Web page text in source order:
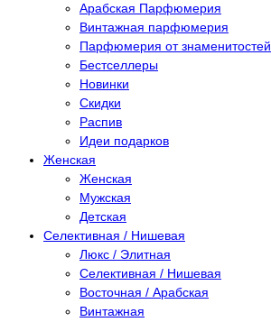
Арабская Парфюмерия
Винтажная парфюмерия
Парфюмерия от знаменитостей
Бестселлеры
Новинки
Скидки
Распив
Идеи подарков
Женская
Женская
Мужская
Детская
Селективная / Нишевая
Люкс / Элитная
Селективная / Нишевая
Восточная / Арабская
Винтажная